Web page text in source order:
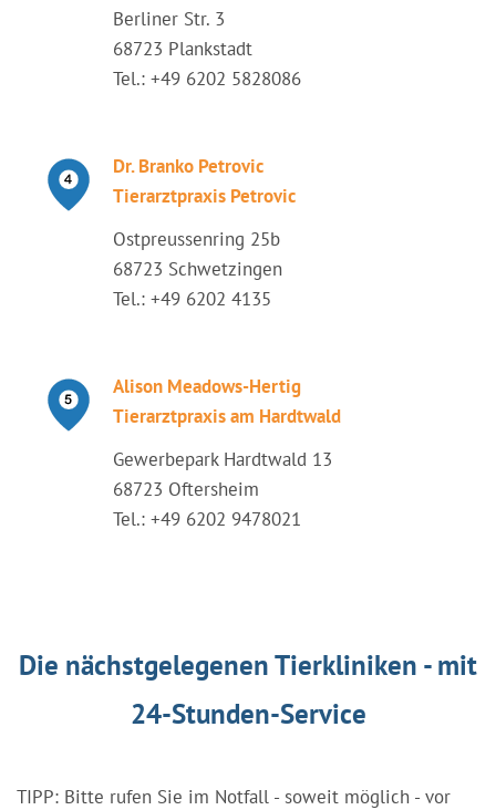
Berliner Str. 3
68723 Plankstadt
Tel.: +49 6202 5828086
Dr. Branko Petrovic
Tierarztpraxis Petrovic
Ostpreussenring 25b
68723 Schwetzingen
Tel.: +49 6202 4135
Alison Meadows-Hertig
Tierarztpraxis am Hardtwald
Gewerbepark Hardtwald 13
68723 Oftersheim
Tel.: +49 6202 9478021
Die nächstgelegenen Tierkliniken - mit
24-Stunden-Service
TIPP: Bitte rufen Sie im Notfall - soweit möglich - vor